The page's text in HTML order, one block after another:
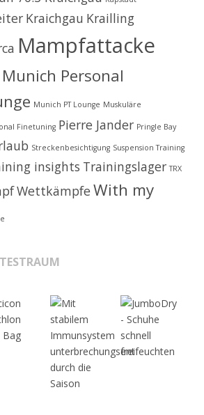
Kraichgau Krailling
Mampfattacke
Munich Personal
Munich PT Lounge Muskuläre
Finetuning Pierre Jander Pringle Bay
Streckenbesichtigung Suspension Training
insights Trainingslager TRX
WettkämpfeWith my